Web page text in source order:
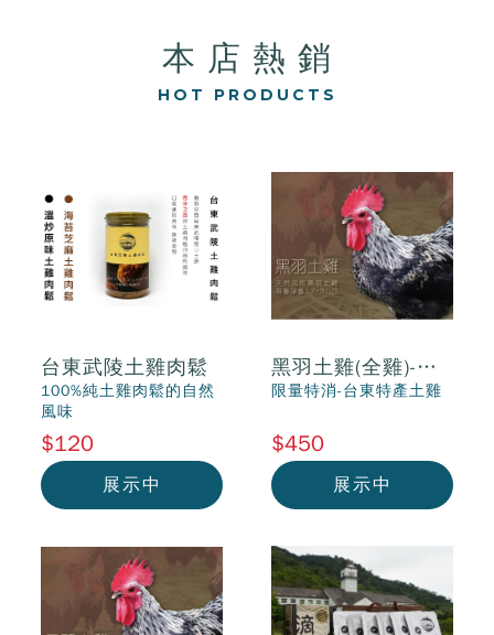
本 店 熱 銷
HOT PRODUCTS
台東武陵土雞肉鬆
100%純土雞肉鬆的自然
風味
$120
展示中
黑羽土雞(全雞)-測
試版(請勿下定)
限量特消-台東特產土雞
$450
展示中